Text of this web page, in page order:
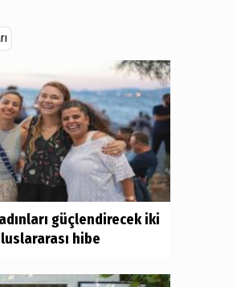
güçlendirecek iki
hibe